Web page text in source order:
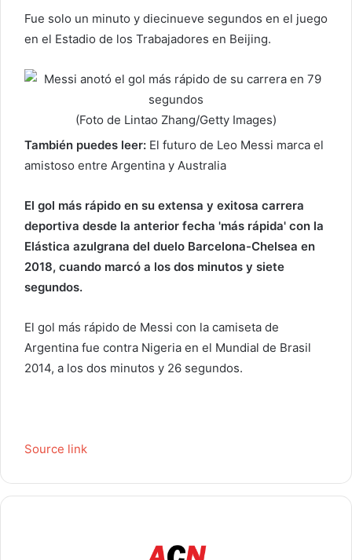
o
Fue solo un minuto y diecinueve segundos en el juego
en el Estadio de los Trabajadores en Beijing.
(Foto de Lintao Zhang/Getty Images)
También puedes leer: El futuro de Leo Messi marca el
amistoso entre Argentina y Australia
El gol más rápido en su extensa y exitosa carrera
deportiva desde la anterior fecha 'más rápida' con la
Elástica azulgrana del duelo Barcelona-Chelsea en
2018, cuando marcó a los dos minutos y siete
segundos.
El gol más rápido de Messi con la camiseta de
Argentina fue contra Nigeria en el Mundial de Brasil
2014, a los dos minutos y 26 segundos.
Source link